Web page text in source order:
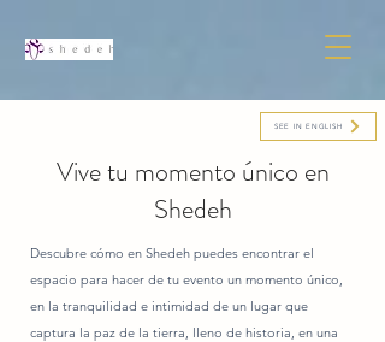
SEE IN ENGLISH
Vive tu momento único en
Shedeh
Descubre cómo en Shedeh puedes encontrar el
espacio para hacer de tu evento un momento único,
en la tranquilidad e intimidad de un lugar que
captura la paz de la tierra, lleno de historia, en una